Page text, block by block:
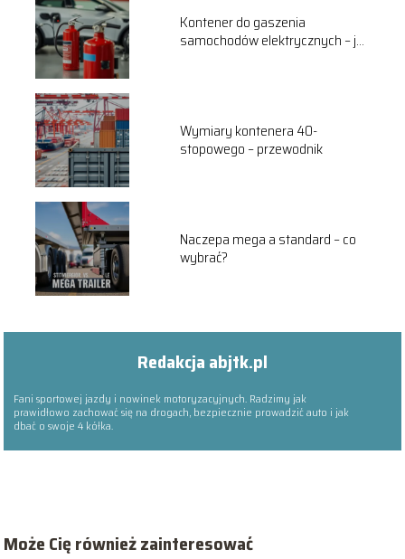
Kontener do gaszenia
samochodów elektrycznych – jak
Wymiary kontenera 40-
stopowego – przewodnik
Naczepa mega a standard – co
wybrać?
Redakcja abjtk.pl
Fani sportowej jazdy i nowinek motoryzacyjnych. Radzimy jak
prawidłowo zachować się na drogach, bezpiecznie prowadzić auto i jak
dbać o swoje 4 kółka.
Może Cię również zainteresować